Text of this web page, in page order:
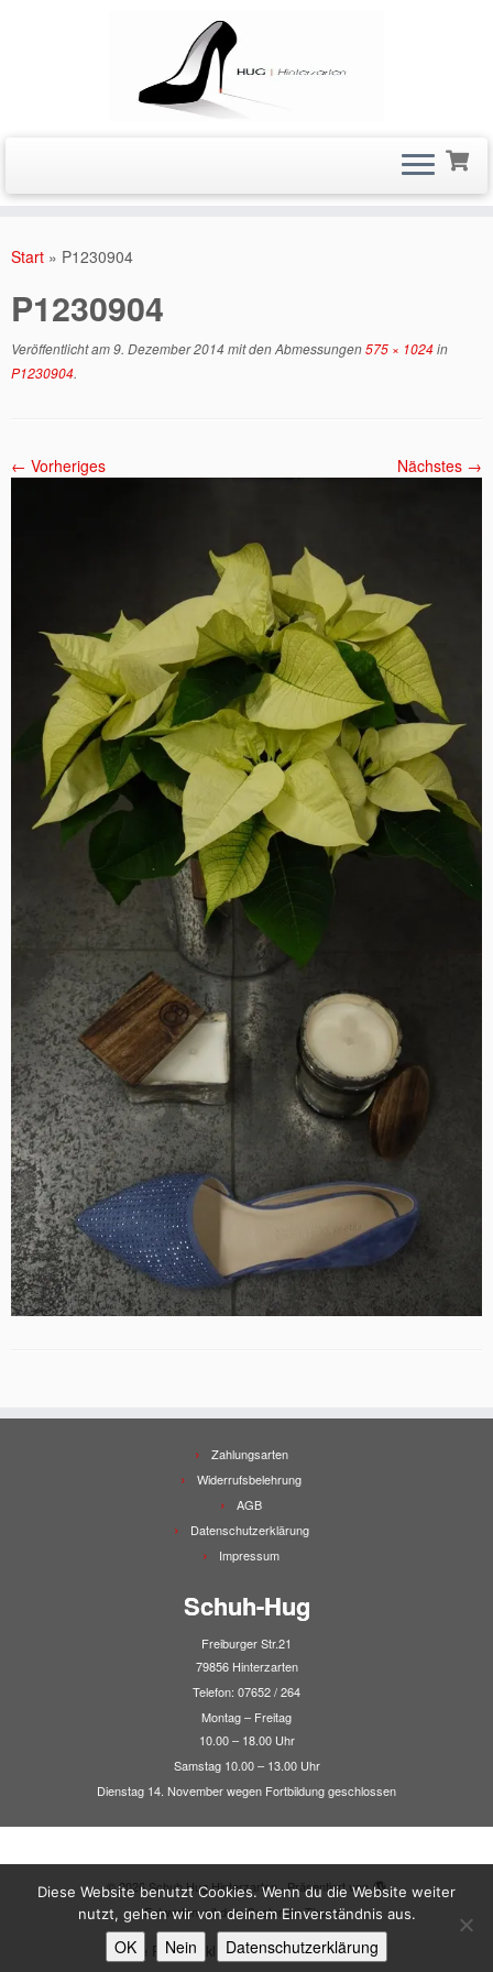
Inhalt
Start » P1230904
P1230904
Veröffentlicht am9. Dezember 2014mit den Abmessungen575 × 1024in
P1230904.
← Vorheriges Nächstes →
Zahlungsarten
Widerrufsbelehrung
AGB
Datenschutzerklärung
Impressum
Schuh-Hug
Freiburger Str.21
79856 Hinterzarten
Telefon: 07652 / 264
Montag – Freitag
10.00 – 18.00 Uhr
Samstag 10.00 – 13.00 Uhr
Dienstag 14. November wegen Fortbildung geschlossen
·© 2026 Schuh Hug Hinterzarten·Präsentiert von
·
Entworfen mit demCustomizr-Theme·
Alle Preise inkl. der gesetzlichen MwSt.
Diese Website benutzt Cookies. Wenn du die Website weiter
nutzt, gehen wir von deinem Einverständnis aus.
OK Nein Datenschutzerklärung